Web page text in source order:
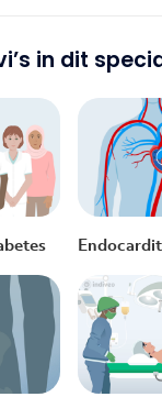
in dit